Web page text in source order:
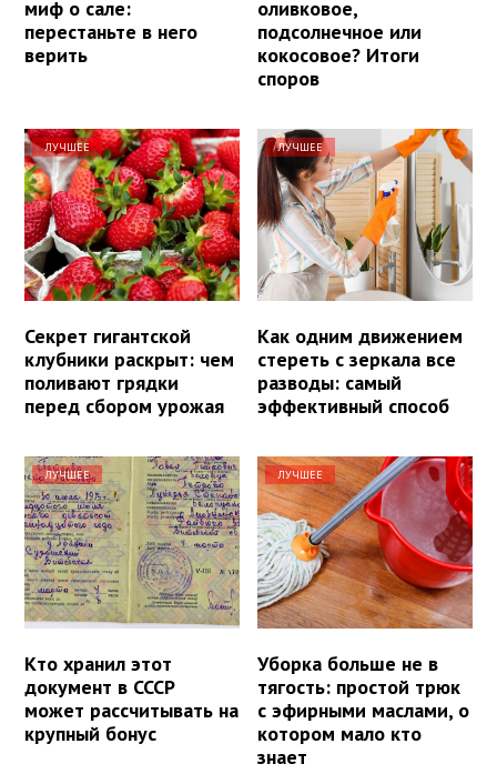
миф о сале:
перестаньте в него
верить
оливковое,
подсолнечное или
кокосовое? Итоги
споров
ЛУЧШЕЕ
Секрет гигантской
клубники раскрыт: чем
поливают грядки
перед сбором урожая
ЛУЧШЕЕ
Как одним движением
стереть с зеркала все
разводы: самый
эффективный способ
ЛУЧШЕЕ
Кто хранил этот
документ в СССР
может рассчитывать на
крупный бонус
ЛУЧШЕЕ
Уборка больше не в
тягость: простой трюк
с эфирными маслами, о
котором мало кто
знает